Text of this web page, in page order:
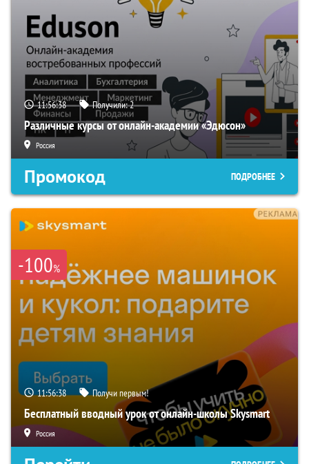
11:56:37 Получили:2
Различные курсы от онлайн-академии «Эдюсон»
Россия
Промокод ПОДРОБНЕЕ
-100%
11:56:37 Получи первым!
Бесплатный вводный урок от онлайн-школы Skysmart
Россия